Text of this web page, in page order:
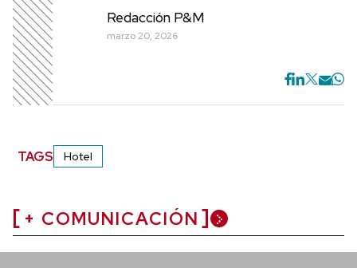
Redacción P&M
marzo 20, 2026
TAGS Hotel
+ COMUNICACIÓN